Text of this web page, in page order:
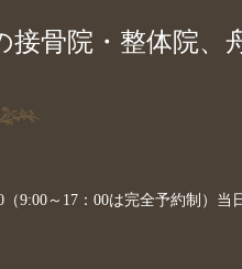
骨院・整体院、
9:00～17：00は完全予約制）